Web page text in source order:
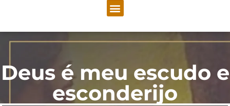
Deus é meu escudo e
esconderijo